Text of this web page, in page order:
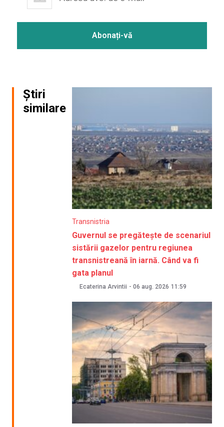
Știri
similare
Transnistria
Guvernul se pregătește de scenariul
sistării gazelor pentru regiunea
transnistreană în iarnă. Când va fi
gata planul
Ecaterina Arvintii - 06 aug. 2026 11:59